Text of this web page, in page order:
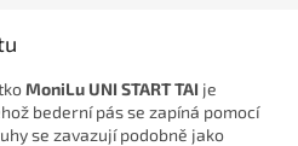
MoniLu UNI STARTTAI je
bederní pás se zapíná pomocí
se zavazují podobně jako